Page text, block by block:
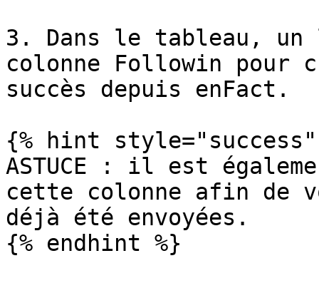
3. Dans le tableau, un
colonne Followin pour
succès depuis enFact.
{% hint style="success"
ASTUCE : il est
cette colonne afin de
déjà été envoyées.
{% endhint %}